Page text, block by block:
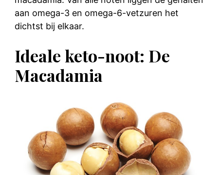
aan omega-3 en omega-6-vetzuren het
dichtst bij elkaar.
Ideale keto-noot: De
Macadamia